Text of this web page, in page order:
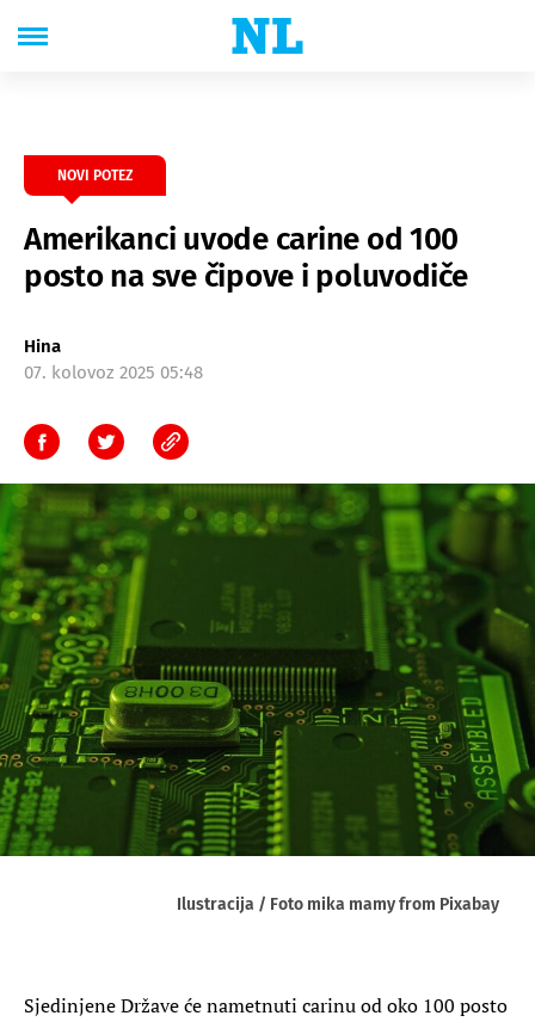
NOVI POTEZ
Amerikanci uvode carine od 100
posto na sve čipove i poluvodiče
Hina
07. kolovoz 2025 05:48
Ilustracija / Foto mika mamy from Pixabay
Sjedinjene Države će nametnuti carinu od oko 100 posto